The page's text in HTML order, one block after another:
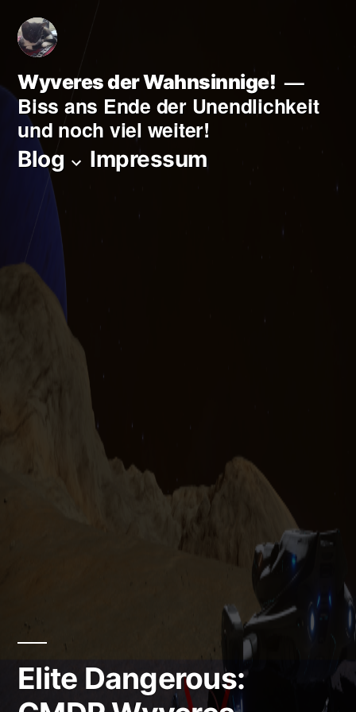
Zum
Inhalt
springen
Wyveres der Wahnsinnige!
Biss ans Ende der Unendlichkeit
und noch viel weiter!
Blog Impressum
Elite Dangerous: